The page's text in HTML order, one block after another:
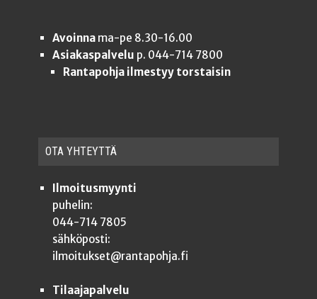
Avoinnama-pe 8.30-16.00
Asiakaspalvelu p. 044-714 7800
Rantapohja ilmestyy torstaisin
OTA YHTEYT­TÄ
Ilmoitusmyynti
puhelin:
044-714 7805
sähköposti:
ilmoitukset@rantapohja.fi
Tilaajapalvelu